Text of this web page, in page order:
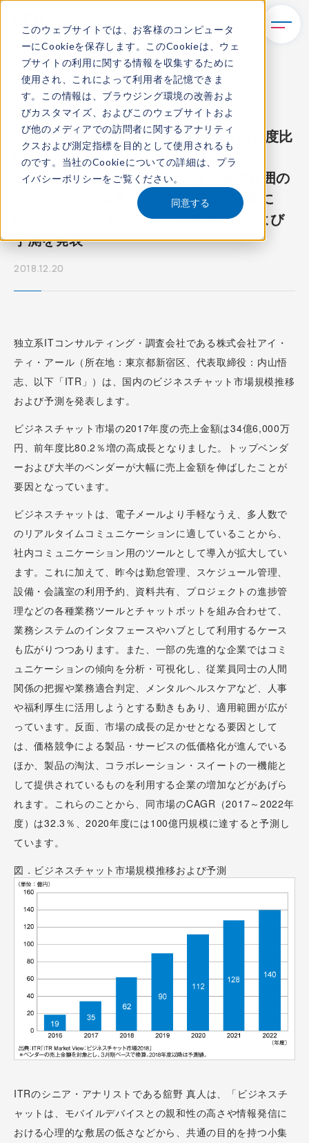
このウェブサイトでは、お客様のコンピュータ
ーにCookieを保存します。このCookieは、ウェ
ブサイトの利用に関する情報を収集するために
使用され、これによって利用者を記憶できま
す。この情報は、ブラウジング環境の改善およ
びカスタマイズ、およびこのウェブサイトおよ
び他のメディアでの訪問者に関するアナリティ
クスおよび測定指標を目的として使用されるも
のです。当社のCookieについての詳細は、 プラ
イバシーポリシーをご覧ください。
同意する
TOP
新着情報
ITRがビジネスチャット市場規模推移および予測を発表
プレスリリース
2017年度のビジネスチャット市場は前年度比
80.2%増
各種業務システムとの連携による適用範囲の
拡大で、2020年度は100億円規模の市場に
ITRがビジネスチャット市場規模推移および
予測を発表
2018.12.20
独立系ITコンサルティング・調査会社である株式会社アイ・
ティ・アール（所在地：東京都新宿区、代表取締役：内山悟
志、以下「ITR」）は、国内のビジネスチャット市場規模推移
および予測を発表します。
ビジネスチャット市場の2017年度の売上金額は34億6,000万
円、前年度比80.2％増の高成長となりました。トップベンダ
ーおよび大半のベンダーが大幅に売上金額を伸ばしたことが
要因となっています。
ビジネスチャットは、電子メールより手軽なうえ、多人数で
のリアルタイムコミュニケーションに適していることから、
社内コミュニケーション用のツールとして導入が拡大してい
ます。これに加えて、昨今は勤怠管理、スケジュール管理、
設備・会議室の利用予約、資料共有、プロジェクトの進捗管
理などの各種業務ツールとチャットボットを組み合わせて、
業務システムのインタフェースやハブとして利用するケース
も広がりつつあります。また、一部の先進的な企業ではコミ
ュニケーションの傾向を分析・可視化し、従業員同士の人間
関係の把握や業務適合判定、メンタルヘルスケアなど、人事
や福利厚生に活用しようとする動きもあり、適用範囲が広が
っています。反面、市場の成長の足かせとなる要因として
は、価格競争による製品・サービスの低価格化が進んでいる
ほか、製品の淘汰、コラボレーション・スイートの一機能と
して提供されているものを利用する企業の増加などがあげら
れます。これらのことから、同市場のCAGR（2017～2022年
度）は32.3％、2020年度には100億円規模に達すると予測し
ています。
図．ビジネスチャット市場規模推移および予測
ITRのシニア・アナリストである舘野 真人は、「ビジネスチ
ャットは、モバイルデバイスとの親和性の高さや情報発信に
おける心理的な敷居の低さなどから、共通の目的を持つ小集